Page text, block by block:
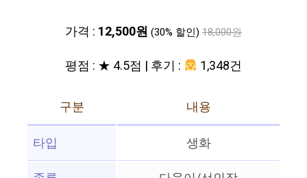
가격 : 12,500원 (30% 할인) 18,000원
평점 : ★ 4.5점 | 후기 : 1,348건
구분
내용
타입
생화